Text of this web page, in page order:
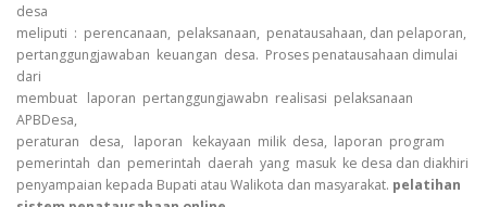
desa
meliputi : perencanaan, pelaksanaan, penatausahaan, dan pelaporan,
pertanggungjawaban keuangan desa. Proses penatausahaan dimulai
dari
membuat laporan pertanggungjawabn realisasi pelaksanaan
APBDesa,
peraturan desa, laporan kekayaan milik desa, laporan program
pemerintah dan pemerintah daerah yang masuk ke desa dan diakhiri
penyampaian kepada Bupati atau Walikota dan masyarakat. pelatihan